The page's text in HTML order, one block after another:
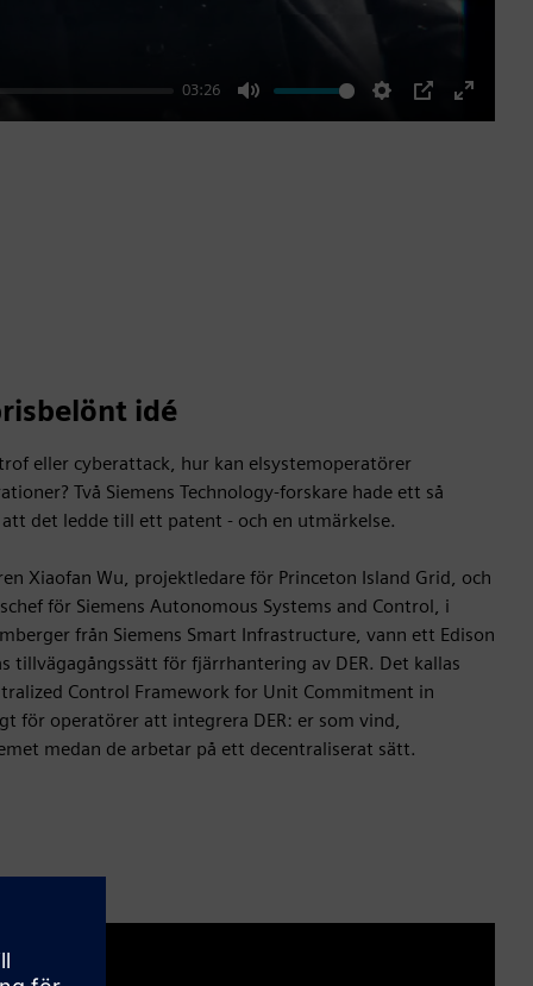
03:26
Mute Settings
PIP
Enter
idé
eller cyberattack, hur kan elsystemoperatörer
Två Siemens Technology-forskare hade ett så
det ledde till ett patent - och en utmärkelse.
Xiaofan Wu, projektledare för Princeton Island Grid, och
för Siemens Autonomous Systems and Control, i
från Siemens Smart Infrastructure, vann ett Edison
tillvägagångssätt för fjärrhantering av DER. Det kallas
Control Framework for Unit Commitment in
för operatörer att integrera DER: er som vind,
medan de arbetar på ett decentraliserat sätt.